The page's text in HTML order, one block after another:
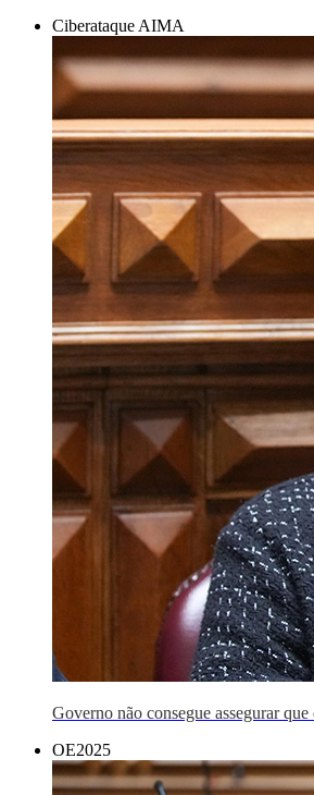
Ciberataque AIMA
Governo não consegue assegurar
OE2025